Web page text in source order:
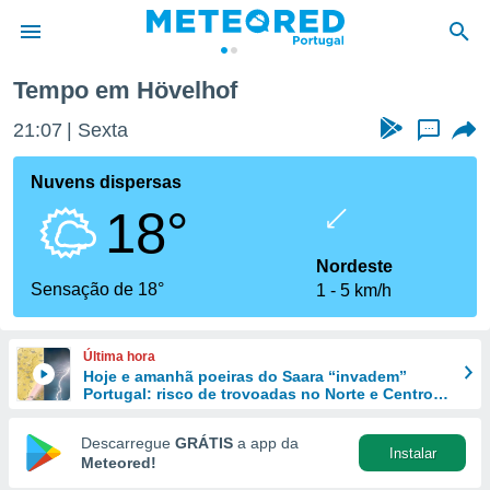
da
foi
fornecidas
a este
das
e
forma
digital
Tempo em Hövelhof
21:07 Sexta ...
Nuvens dispersas
18°
Sensação de 18°
Nordeste
1
5 km/h
Última hora
Hoje e amanhã poeiras do Saara “invadem”
Portugal: risco de trovoadas no Norte e Centro
Descarregue GRÁTIS a app da
Meteored!
Instalar